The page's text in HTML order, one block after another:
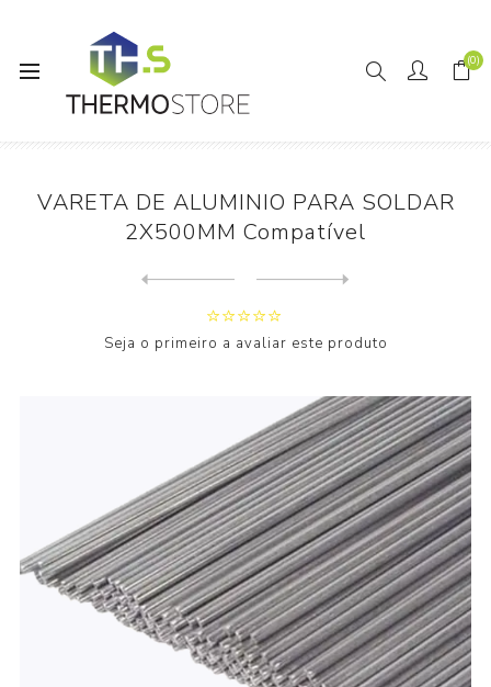
(0)
Início
Tubagem e Acessórios
VARETA DE ALUMINIO PARA SOLDAR
2X500MM Compatível
Seja o primeiro a avaliar este produto